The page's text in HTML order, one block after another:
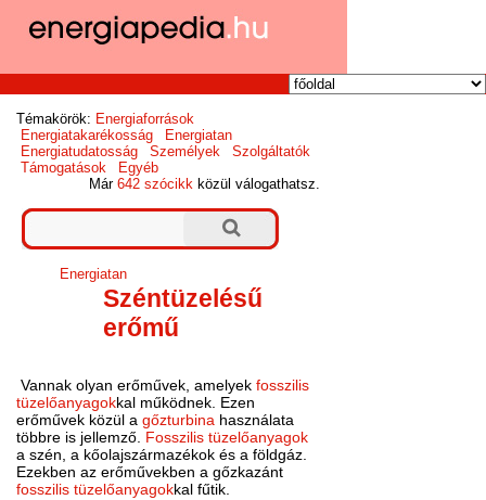
Témakörök: Energiaforrások
Energiatakarékosság
Energiatan
Energiatudatosság
Személyek
Szolgáltatók
Támogatások
Egyéb
Már642 szócikk közül válogathatsz.
Energiatan
Széntüzelésű
erőmű
Vannak olyan erőművek, amelyekfosszilis
tüzelőanyagokkal működnek. Ezen
erőművek közül agőzturbina használata
többre is jellemző. Fosszilis tüzelőanyagok
a szén, a kőolajszármazékok és a földgáz.
Ezekben az erőművekben a gőzkazánt
fosszilis tüzelőanyagokkal fűtik.